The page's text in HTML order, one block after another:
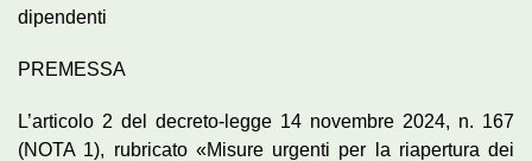
dipendenti
PREMESSA
L’articolo 2 del decreto-legge 14 novembre 2024, n. 167
(NOTA 1), rubricato «Misure urgenti per la riapertura dei